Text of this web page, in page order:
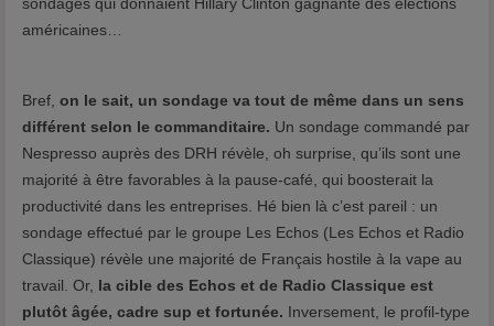
américaines…
Bref, on le sait, un sondage va tout de même dans un sens
différent selon le commanditaire. Un sondage commandé par
Nespresso auprès des DRH révèle, oh surprise, qu’ils sont une
majorité à être favorables à la pause-café, qui boosterait la
productivité dans les entreprises. Hé bien là c’est pareil : un
sondage effectué par le groupe Les Echos (Les Echos et Radio
Classique) révèle une majorité de Français hostile à la vape au
travail. Or, la cible des Echos et de Radio Classique est
plutôt âgée, cadre sup et fortunée. Inversement, le profil-type